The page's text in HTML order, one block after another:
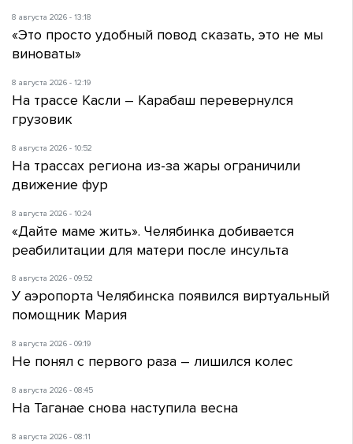
8 августа 2026 - 13:18
«Это просто удобный повод сказать, это не мы
виноваты»
8 августа 2026 - 12:19
На трассе Касли – Карабаш перевернулся
грузовик
8 августа 2026 - 10:52
На трассах региона из-за жары ограничили
движение фур
8 августа 2026 - 10:24
«Дайте маме жить». Челябинка добивается
реабилитации для матери после инсульта
8 августа 2026 - 09:52
У аэропорта Челябинска появился виртуальный
помощник Мария
8 августа 2026 - 09:19
Не понял с первого раза – лишился колес
8 августа 2026 - 08:45
На Таганае снова наступила весна
8 августа 2026 - 08:11